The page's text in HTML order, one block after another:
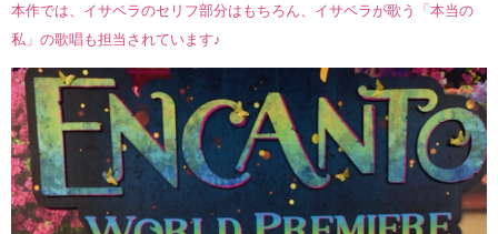
本作では、イサベラのセリフ部分はもちろん、イサベラが歌う「本当の
私」の歌唱も担当されています♪